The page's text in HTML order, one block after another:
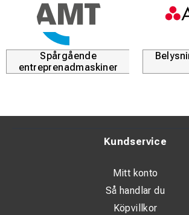
Spårgående
entreprenadmaskiner
Kundservice
Mitt konto
Så handlar du
Köpvillkor